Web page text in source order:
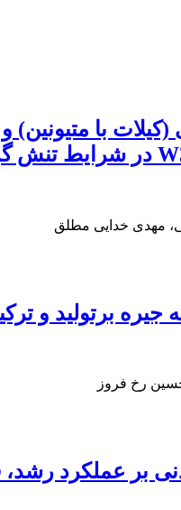
(کیلات با
مهدی خدایی مطلق
جیره برتولید و
رخ فروز
بر عملکرد